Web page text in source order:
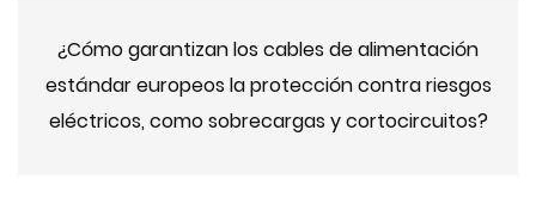
¿Cómo garantizan los cables de alimentación
estándar europeos la protección contra riesgos
eléctricos, como sobrecargas y cortocircuitos?